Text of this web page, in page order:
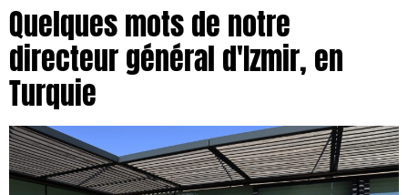
Quelques mots de notre
directeur général d'Izmir, en
Turquie